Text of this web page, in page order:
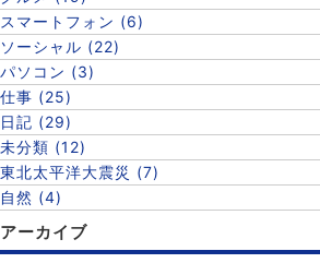
スマートフォン (6)
ソーシャル (22)
パソコン (3)
仕事 (25)
日記 (29)
未分類 (12)
東北太平洋大震災 (7)
自然 (4)
アーカイブ